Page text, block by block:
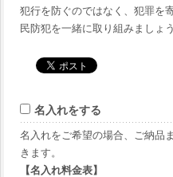
犯行を防ぐのではなく、犯罪を
民防犯を一緒に取り組みましょう
名入れをする
名入れをご希望の場合、ご納品
きます。
【名入れ料金表】